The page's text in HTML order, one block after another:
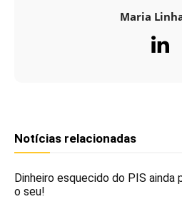
Maria
Notícias relacionadas
Dinheiro esquecido do PIS ainda
o seu!